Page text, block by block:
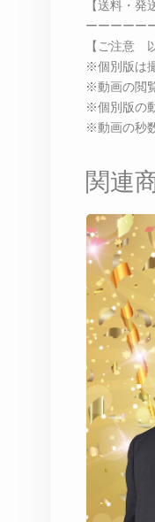
【送料・
ーーーーー
【ご注意
※個別版は
※動画の閲
※個別版の
※動画の秒
関連